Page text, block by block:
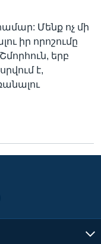
Մենք ոչ մի
իր որոշումը
երբ
է,